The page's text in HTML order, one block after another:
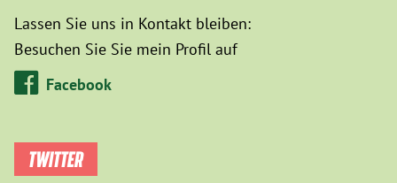
Lassen Sie uns in Kontakt bleiben:
Besuchen Sie Sie mein Profil auf
Facebook
TWITTER